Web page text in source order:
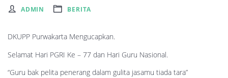
ADMIN BERITA
DKUPP Purwakarta Mengucapkan.
Selamat Hari PGRI Ke – 77 dan Hari Guru Nasional.
“Guru bak pelita penerang dalam gulita jasamu tiada tara”